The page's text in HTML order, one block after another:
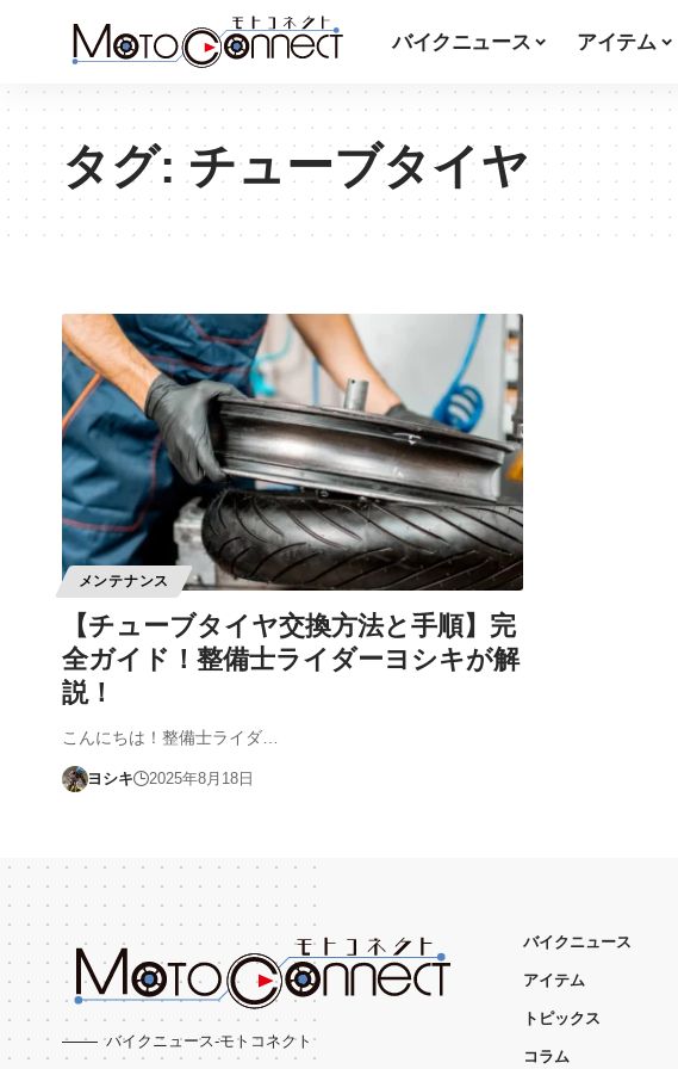
バイクニュース アイテム
タグ:チューブタイヤ
メンテナンス
【チューブタイヤ交換方法と手順】完
全ガイド！整備士ライダーヨシキが解
説！
こんにちは！整備士ライダ…
ヨシキ 2025年8月18日
バイクニュース-モトコネクト
バイクニュース
アイテム
トピックス
コラム